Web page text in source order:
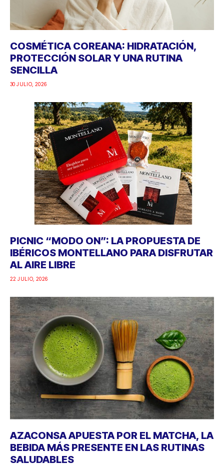
COSMÉTICA COREANA: HIDRATACIÓN,
PROTECCIÓN SOLAR Y UNA RUTINA
SENCILLA
30 JULIO, 2026
PICNIC “MODO ON”: LA PROPUESTA DE
IBÉRICOS MONTELLANO PARA DISFRUTAR
AL AIRE LIBRE
22 JULIO, 2026
AZACONSA APUESTA POR EL MATCHA, LA
BEBIDA MÁS PRESENTE EN LAS RUTINAS
SALUDABLES